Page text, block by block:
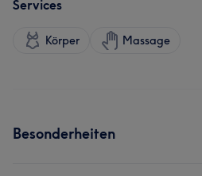
Services
Körper Massage
Besonderheiten